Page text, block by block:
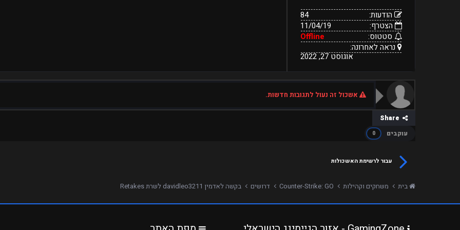
הודעות:
84
הצטרף:
11/04/19
סטטוס:
Offline
נראה לאחרונה:
אוגוסט 27, 2022
אשכול זה נעול לתגובות חדשות.
עוקבים
0
עבור לרשימת האשכולות
בית משחקים וקהילות Counter-Strike: GO דרושים בקשה לאדמין davidleo3211 לשרת Retakes